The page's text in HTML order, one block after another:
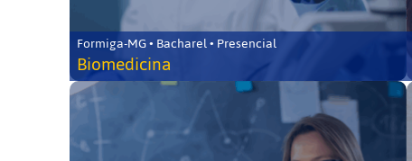
Formiga-MG • Bacharel • Presencial
Biomedicina